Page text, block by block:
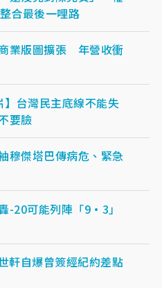
合最後一哩路
業版圖擴張 年營收衝
】台灣民主底線不能失
要臉
穆傑塔巴傳病危、緊急
-20可能列陣「9·3」
軒自爆曾簽經紀約差點